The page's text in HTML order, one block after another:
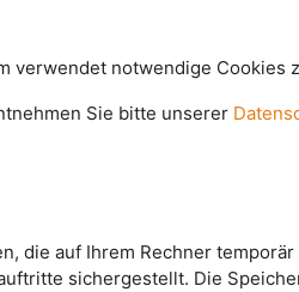
verwendet notwendige
Sie bitte unserer
die auf Ihrem Rechner
sichergestellt. Die